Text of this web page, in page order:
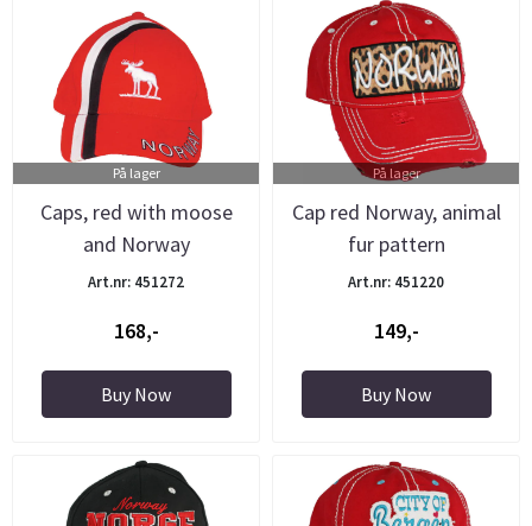
På lager
Caps, red with moose
and Norway
Art.nr: 451272
168,-
Buy Now
På lager
Cap red Norway, animal
fur pattern
Art.nr: 451220
149,-
Buy Now